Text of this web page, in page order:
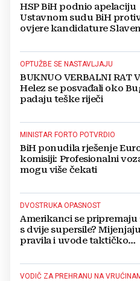
HSP BiH podnio apelaciju
Ustavnom sudu BiH
ovjere kandidature
OPTUŽBE SE NASTAVLJAJU
BUKNUO VERBALNI RAT
Helez se posvađali oko
padaju teške riječi
MINISTAR FORTO POTVRDIO
BiH ponudila rješenje
komisiji: Profesionalni
mogu više čekati
DVOSTRUKA OPASNOST
Amerikanci se pripremaju
s dvije supersile?
pravila i uvode taktičko
VODIČ ZA PREHRANU NA